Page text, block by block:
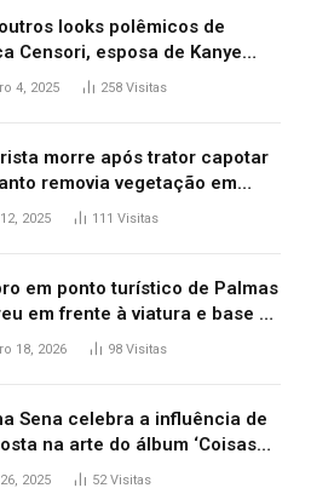
looks polêmicos de
Censori, esposa de Kanye
apareceu nua no Grammy
4, 2025 258 Visitas
morre após trator capotar
removia vegetação em
de rodovia
2025 111 Visitas
em ponto turístico de Palmas
em frente à viatura e base de
polícia investiga
18, 2026 98 Visitas
Sena celebra a influência de
na arte do álbum ‘Coisas
2025 52Visitas